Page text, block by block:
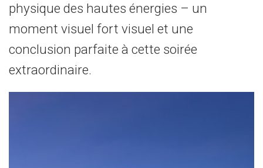
physique des hautes énergies – un
moment visuel fort visuel et une
conclusion parfaite à cette soirée
extraordinaire.